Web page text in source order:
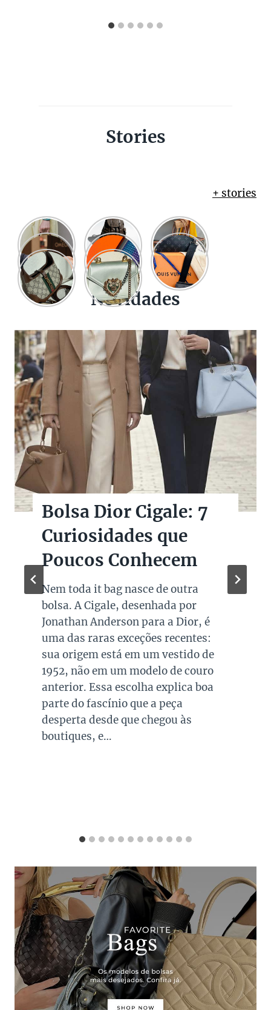
Stories
+ stories
Novidades
Bolsas Pretas de
Marcas de Luxo na
Super Sale dos Pais
Quando falamos de cores de bolsas,
os modelos em preto são os mais
queridos e tradicionais, estando
presente no guarda roupa de quase
todas as mulheres. Esta é uma cor
versátil, clássica e atemporal e
investir em peças neste tom garante
combinações para quase todo look
que usamos, sejam eles para
ocasiões casuais ou mais…